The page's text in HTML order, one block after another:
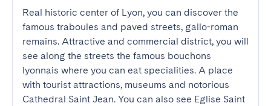
Real historic center of Lyon, you can discover the
famous traboules and paved streets, gallo-roman
remains. Attractive and commercial district, you will
see along the streets the famous bouchons
lyonnais where you can eat specialities. A place
with tourist attractions, museums and notorious
Cathedral Saint Jean. You can also see Eglise Saint